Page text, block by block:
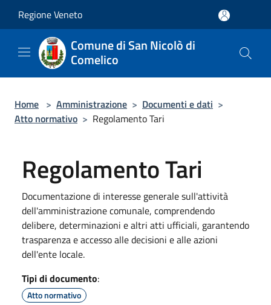
Regione Veneto
Comune di San Nicolò di
Comelico
Home > Amministrazione > Documenti e dati >
Atto normativo > Regolamento Tari
Regolamento Tari
Documentazione di interesse generale sull'attività
dell'amministrazione comunale, comprendendo
delibere, determinazioni e altri atti ufficiali, garantendo
trasparenza e accesso alle decisioni e alle azioni
dell'ente locale.
Tipi di documento:
Atto normativo